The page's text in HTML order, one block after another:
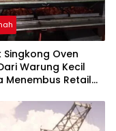
Singkong Oven
Warung Kecil
Menembus Retail